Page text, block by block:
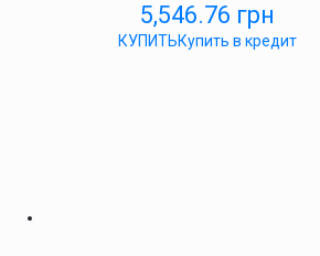
5,546.76 грн
КУПИТЬКупить в кредит